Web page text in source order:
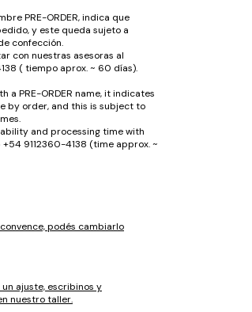
PRE-ORDER, indica que
y este queda sujeto a
confección.
con nuestras asesoras al
( tiempo aprox. ~ 60 días).
a PRE-ORDER name, it indicates
by order, and this is subject to
and processing time with
9112360-4138 (time approx. ~
podés cambiarlo
ajuste, escribinos y
nuestro taller.